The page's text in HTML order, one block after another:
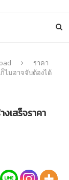
ราคา
ไม่อาจจับต้องได้
เสร็จราคา